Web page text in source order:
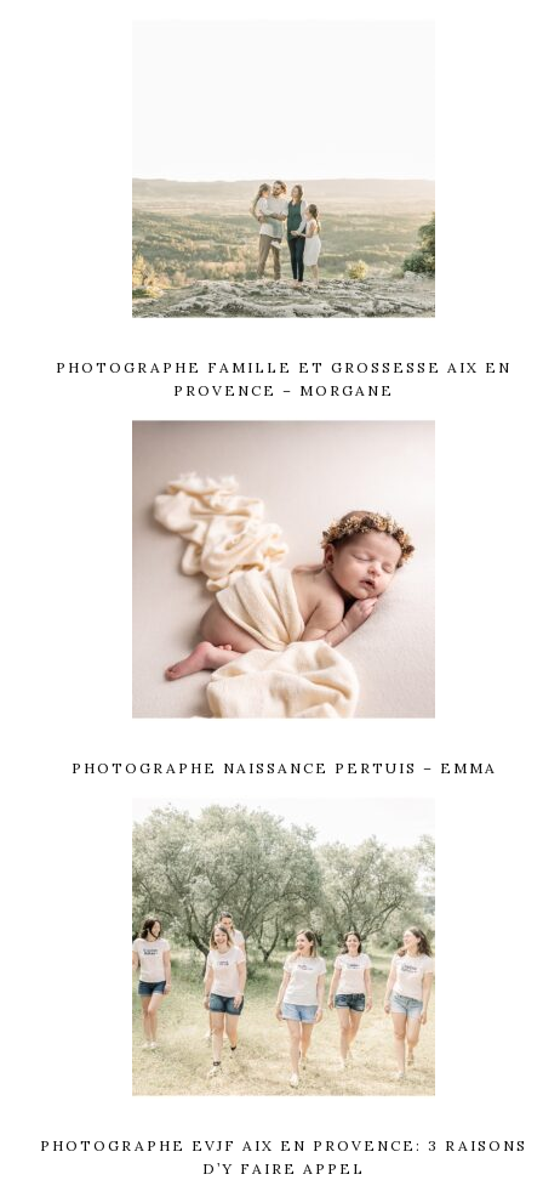
PHOTOGRAPHE FAMILLE ET GROSSESSE AIX EN
PROVENCE – MORGANE
PHOTOGRAPHE NAISSANCE PERTUIS – EMMA
PHOTOGRAPHE EVJF AIX EN PROVENCE: 3 RAISONS
D’Y FAIRE APPEL